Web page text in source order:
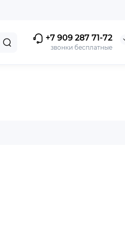
+7 909 287 71-72
звонки бесплатные